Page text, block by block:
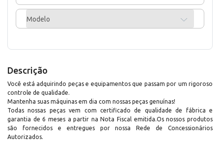
Modelo
Descrição
Você está adquirindo peças e equipamentos que passam por um rigoroso
controle de qualidade.
Mantenha suas máquinas em dia com nossas peças genuínas!
Todas nossas peças vem com certificado de qualidade de fábrica e
garantia de 6 meses a partir na Nota Fiscal emitida.Os nossos produtos
são fornecidos e entregues por nossa Rede de Concessionários
Autorizados.